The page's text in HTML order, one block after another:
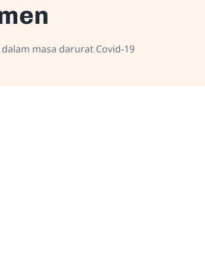
masa darurat Covid-19